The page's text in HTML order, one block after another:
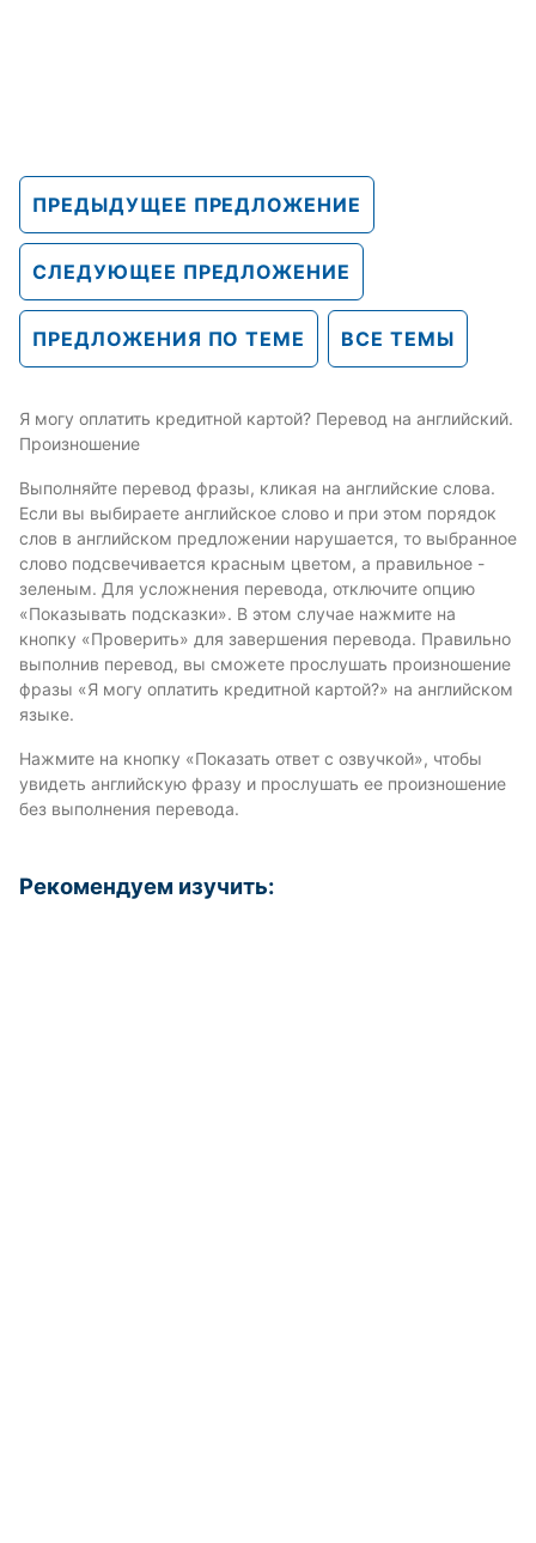
ПРЕДЫДУЩЕЕ ПРЕДЛОЖЕНИЕ
СЛЕДУЮЩЕЕ ПРЕДЛОЖЕНИЕ
ПРЕДЛОЖЕНИЯ ПО ТЕМЕ ВСЕ ТЕМЫ
Я могу оплатить кредитной картой? Перевод на английский.
Произношение
Выполняйте перевод фразы, кликая на английские слова.
Если вы выбираете английское слово и при этом порядок
слов в английском предложении нарушается, то выбранное
слово подсвечивается красным цветом, а правильное -
зеленым. Для усложнения перевода, отключите опцию
«Показывать подсказки». В этом случае нажмите на
кнопку «Проверить» для завершения перевода. Правильно
выполнив перевод, вы сможете прослушать произношение
фразы «Я могу оплатить кредитной картой?» на английском
языке.
Нажмите на кнопку «Показать ответ с озвучкой», чтобы
увидеть английскую фразу и прослушать ее произношение
без выполнения перевода.
Рекомендуем изучить: